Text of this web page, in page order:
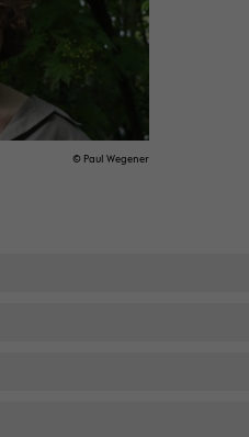
© Paul We­ge­ner